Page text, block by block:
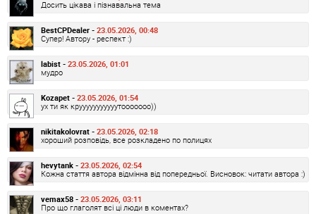
Досить цікава і пізнавальна тема
BestCPDealer - 23.05.2026, 00:48
Супер! Автору - респект :)
labist - 23.05.2026, 01:01
мудро
Kozapet - 23.05.2026, 01:54
ух ти як крууууууууууутооооооо))
nikitakolovrat - 23.05.2026, 02:18
хороший розповідь, все розкладено по полицях
hevytank - 23.05.2026, 02:54
Кожна стаття автора відмінна від попередньої. Висновок: читати автора :)
vemax58 - 23.05.2026, 03:11
Про що глаголят всі ці люди в коментах?